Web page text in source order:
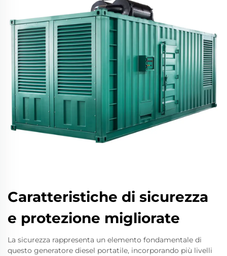
Caratteristiche di sicurezza
e protezione migliorate
La sicurezza rappresenta un elemento fondamentale di
questo generatore diesel portatile, incorporando più livelli